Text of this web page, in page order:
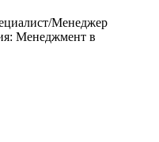
Менеджер
Менеджмент в